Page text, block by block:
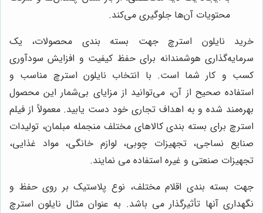
محتویات آن‌ها جلوگیری می‌کند.
خرید نایلون استرچ جهت بسته بندی محصولات، یک
سرمایه‌گذاری هوشمندانه برای حفظ کیفیت و افزایش سودآوری
کسب و کار شما است. با انتخاب نایلون استرچ مناسب و
استفاده صحیح از آن، می‌توانید از مزایای بی‌شمار این محصول
بهره‌مند شده و به اهداف تجاری خود دست یابید. معمولاً از فیلم
استرچ برای بسته بندی کالاهای مختلف منجمله مبلمان، تولیدات
صنایع نساجی، تجهیزات چوبی، لوازم خانگی، مواد غذایی،
تجهیزات صنعتی و غیره استفاده می نمایند.
جهت بسته بندی اقلام مختلف، نوع پلاستیک بر روی حفظ و
نگهداری آنها تأثیرگذار می باشد. به عنوان مثال نایلون استرچ